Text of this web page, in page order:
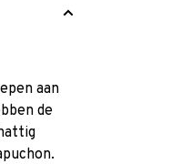
aan
de